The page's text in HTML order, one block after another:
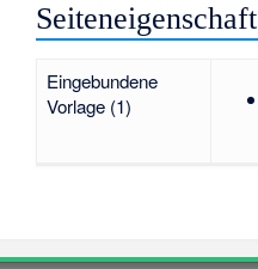
Eingebundene
Vorlage (1)